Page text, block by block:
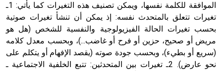
الموافقة للكلمة نفسها، ويمكن تصنيف هذه التغيرات كما يأتي: 1ـ
تغيرات تتعلق بالمتحدث نفسه: إذ يمكن أن تنشأ تغيرات صوتية
بحسب تغيرات الحالة الفيزيولوجية والنفسية للشخص (هل هو
مريض أو صحيح، حزين أو فرح أو غاضب...)، وبحسب معدل كلامه
(سريع أو بطيء)، وبحسب جودة صوته (يقصد الإفهام أو يتكلم على
نحو عارض). 2ـ تغيرات بين المتحدثين: تتبع الخلفية الاجتماعية ـ